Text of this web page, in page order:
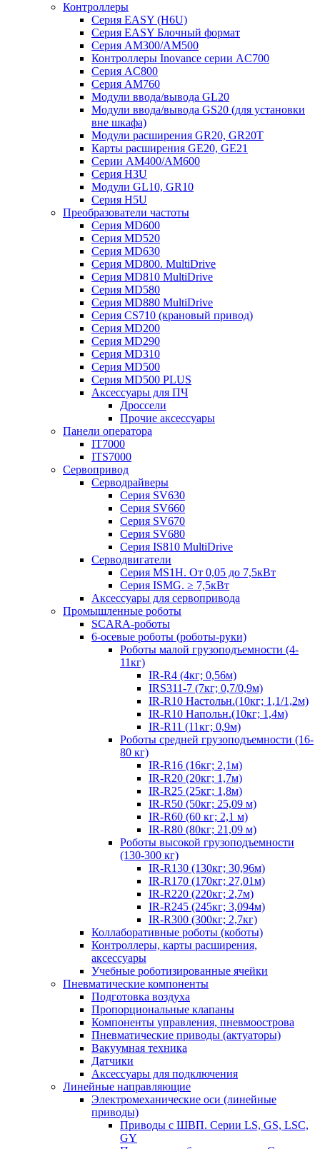
Контроллеры
Серия EASY (H6U)
Серия EASY Блочный формат
Серия AM300/AM500
Контроллеры Inovance серии AC700
Серия AC800
Серия AM760
Модули ввода/вывода GL20
Модули ввода/вывода GS20 (для установки
вне шкафа)
Модули расширения GR20, GR20T
Карты расширения GE20, GE21
Серии AM400/AM600
Серия H3U
Модули GL10, GR10
Серия H5U
Преобразователи частоты
Серия MD600
Серия MD520
Серия MD630
Серия MD800. MultiDrive
Серия MD810 MultiDrive
Серия MD580
Серия MD880 MultiDrive
Серия CS710 (крановый привод)
Серия MD200
Серия MD290
Серия MD310
Серия MD500
Серия MD500 PLUS
Аксессуары для ПЧ
Дроссели
Прочие аксессуары
Панели оператора
IT7000
ITS7000
Сервопривод
Серводрайверы
Серия SV630
Серия SV660
Серия SV670
Серия SV680
Серия IS810 MultiDrive
Серводвигатели
Серия MS1H. От 0,05 до 7,5кВт
Серия ISMG. ≥ 7,5кВт
Аксессуары для сервопривода
Промышленные роботы
SCARA-роботы
6-осевые роботы (роботы-руки)
Роботы малой грузоподъемности (4-
11кг)
IR-R4 (4кг; 0,56м)
IRS311-7 (7кг; 0,7/0,9м)
IR-R10 Настольн.(10кг; 1,1/1,2м)
IR-R10 Напольн.(10кг; 1,4м)
IR-R11 (11кг; 0,9м)
Роботы средней грузоподъемности (16-
80 кг)
IR-R16 (16кг; 2,1м)
IR-R20 (20кг; 1,7м)
IR-R25 (25кг; 1,8м)
IR-R50 (50кг; 25,09 м)
IR-R60 (60 кг; 2,1 м)
IR-R80 (80кг; 21,09 м)
Роботы высокой грузоподъемности
(130-300 кг)
IR-R130 (130кг; 30,96м)
IR-R170 (170кг; 27,01м)
IR-R220 (220кг; 2,7м)
IR-R245 (245кг; 3,094м)
IR-R300 (300кг; 2,7кг)
Коллаборативные роботы (коботы)
Контроллеры, карты расширения,
аксессуары
Учебные роботизированные ячейки
Пневматические компоненты
Подготовка воздуха
Пропорциональные клапаны
Компоненты управления, пневмоострова
Пневматические приводы (актуаторы)
Вакуумная техника
Датчики
Аксессуары для подключения
Линейные направляющие
Электромеханические оси (линейные
приводы)
Приводы с ШВП. Серии LS, GS, LSC,
GY